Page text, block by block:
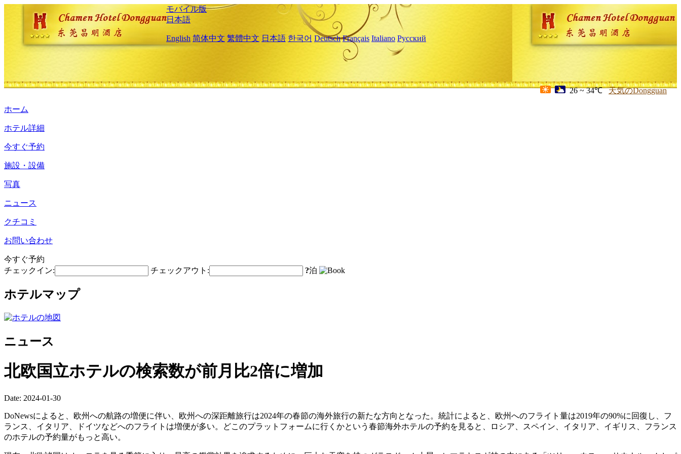
モバイル版
日本語
English 简体中文 繁體中文 日本語 한국어 Deutsch Français Italiano Русский
26 ~ 34℃ 天気のDongguan
ホーム
ホテル詳細
今すぐ予約
施設・設備
写真
ニュース
クチコミ
お問い合わせ
今すぐ予約
チェックイン:
チェックアウト: ?泊
ホテルマップ
ニュース
北欧国立ホテルの検索数が前月比2倍に増加
Date: 2024-01-30
DoNewsによると、欧州への航路の増便に伴い、欧州への深距離旅行は2024年の春節の海外旅行の新たな方向となった。統計によると、欧州へのフライト量は2019年の90%に回復し、フ
ランス、イタリア、ドイツなどへのフライトは増便が多い。どこのプラットフォームに行くかという春節海外ホテルの予約を見ると、ロシア、スペイン、イタリア、イギリス、フランス
のホテルの予約量がもっと高い。